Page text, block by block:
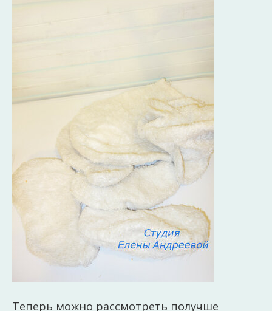
Теперь можно рассмотреть получше